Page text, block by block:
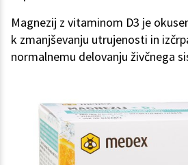
Magnezij z vitaminom D3 je
k zmanjševanju utrujenosti in
normalnemu delovanju živčnega